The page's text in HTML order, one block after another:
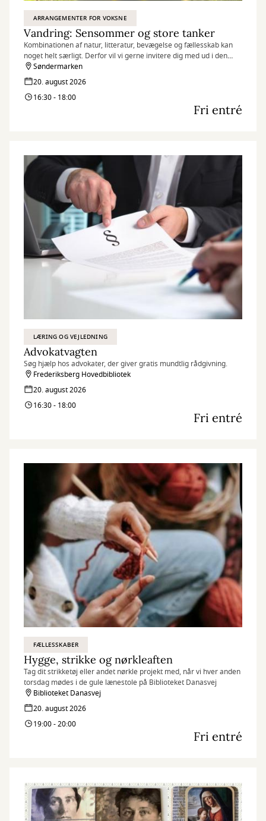
ARRANGEMENTER FOR VOKSNE
Vandring: Sensommer og store tanker
Kombinationen af natur, litteratur, bevægelse og fællesskab kan
noget helt særligt. Derfor vil vi gerne invitere dig med ud i den
virkelige natur sammen med litteraturen.
Søndermarken
20. august 2026
16:30 - 18:00
Fri entré
LÆRING OG VEJLEDNING
Advokatvagten
Søg hjælp hos advokater, der giver gratis mundtlig rådgivning.
Frederiksberg Hovedbibliotek
20. august 2026
16:30 - 18:00
Fri entré
FÆLLESSKABER
Hygge, strikke og nørkleaften
Tag dit strikketøj eller andet nørkle projekt med, når vi hver anden
torsdag mødes i de gule lænestole på Biblioteket Danasvej
Biblioteket Danasvej
20. august 2026
19:00 - 20:00
Fri entré